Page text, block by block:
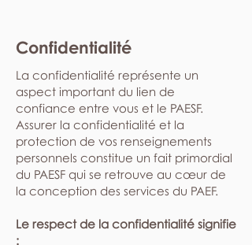
Confidentialité
La confidentialité représente un
aspect important du lien de
confiance entre vous et le PAESF.
Assurer la confidentialité et la
protection de vos renseignements
personnels constitue un fait primordial
du PAESF qui se retrouve au cœur de
la conception des services du PAEF.
Le respect de la confidentialité signifie
: